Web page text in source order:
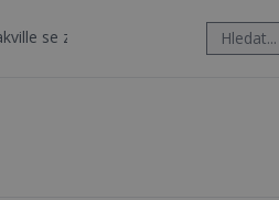
snáší podivná rosolovitá látka